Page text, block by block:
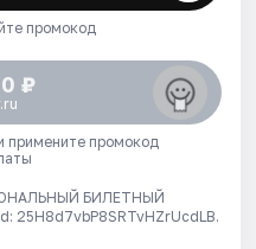
промокод
₽
примените промокод
БИЛЕТНЫЙ
25H8d7vbP8SRTvHZrUcdLB.